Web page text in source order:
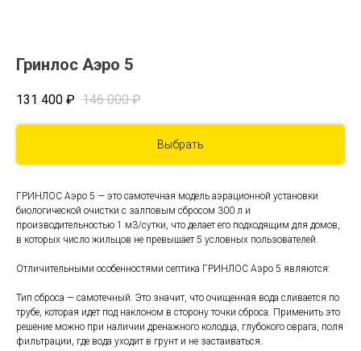
Гринлос Аэро 5
131 400 ₽ 146 000 ₽
Выбрать
ГРИНЛОС Аэро 5 — это самотечная модель аэрационной установки
биологической очистки с залповым сбросом 300 л и
производительностью 1 м3/сутки, что делает его подходящим для домов,
в которых число жильцов не превышает 5 условных пользователей.
Отличительными особенностями септика ГРИНЛОС Аэро 5 являются:
Тип сброса — самотечный. Это значит, что очищенная вода сливается по
трубе, которая идет под наклоном в сторону точки сброса. Применить это
решение можно при наличии дренажного колодца, глубокого оврага, поля
фильтрации, где вода уходит в грунт и не застаиваться.